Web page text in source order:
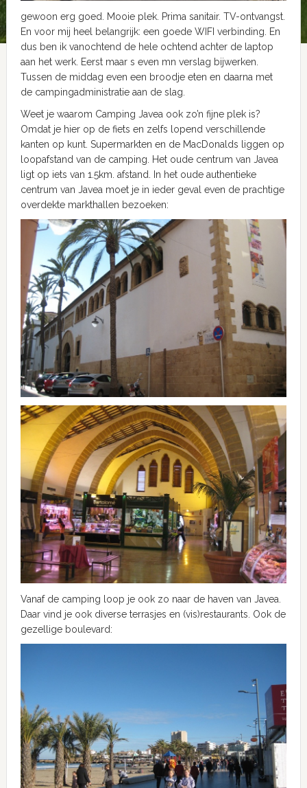
gewoon erg goed. Mooie plek. Prima sanitair. TV-ontvangst.
En voor mij heel belangrijk: een goede WIFI verbinding. En
dus ben ik vanochtend de hele ochtend achter de laptop
aan het werk. Eerst maar s even mn verslag bijwerken.
Tussen de middag even een broodje eten en daarna met
de campingadministratie aan de slag.
Weet je waarom Camping Javea ook zo’n fijne plek is?
Omdat je hier op de fiets en zelfs lopend verschillende
kanten op kunt. Supermarkten en de MacDonalds liggen op
loopafstand van de camping. Het oude centrum van Javea
ligt op iets van 1.5km. afstand. In het oude authentieke
centrum van Javea moet je in ieder geval even de prachtige
overdekte markthallen bezoeken:
Vanaf de camping loop je ook zo naar de haven van Javea.
Daar vind je ook diverse terrasjes en (vis)restaurants. Ook de
gezellige boulevard: